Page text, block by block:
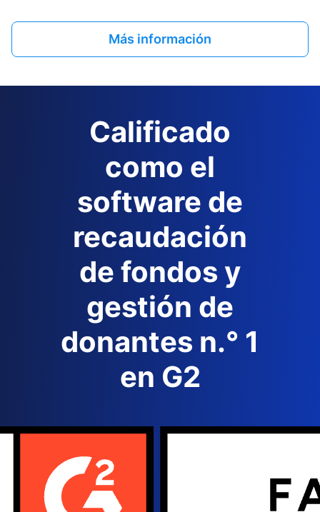
Más información
Calificado
como el
software de
recaudación
de fondos y
gestión de
donantes n.° 1
en G2